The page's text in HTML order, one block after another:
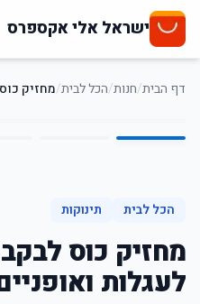
ישראל אלי אקספרס
דף הבית/חנות/הכל לבית/מחזיק 1
הכל לבית תינוקות
מחזיק כוס
לעגלות